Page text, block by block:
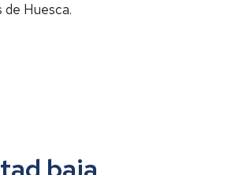
de Huesca.